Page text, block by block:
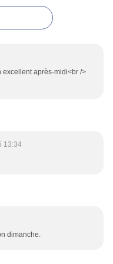
excellent après-midi<br />
13:34
dimanche.